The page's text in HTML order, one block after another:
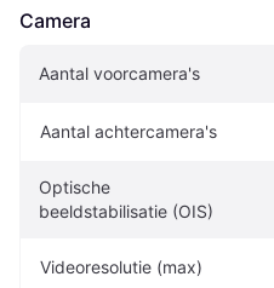
Camera
Aantal voorcamera's
Aantal achtercamera's
Optische
beeldstabilisatie (OIS)
Videoresolutie (max)